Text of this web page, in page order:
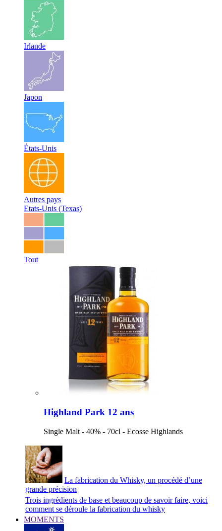
Irlande
Japon
États-Unis
Autres pays
Etats-Unis (Texas)
Tout
Highland Park 12 ans
Single Malt - 40% - 70cl - Ecosse Highlands
La fabrication du Whisky, un procédé d’une
grande précision
Trois ingrédients de base et beaucoup de savoir faire, voici
comment se déroule la fabrication du whisky
MOMENTS